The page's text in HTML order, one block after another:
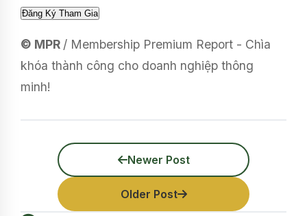
© MPR / Membership Premium Report - Chìa
khóa thành công cho doanh nghiệp thông
minh!
Newer Post
Older Post